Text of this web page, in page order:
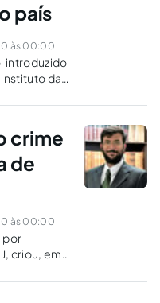
país
às 00:00
introduzido
da
crime
de
às 00:00
por
criou, em
armas de